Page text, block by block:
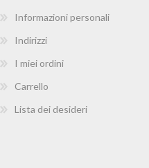
Informazioni personali
Indirizzi
I miei ordini
Carrello
Lista dei desideri